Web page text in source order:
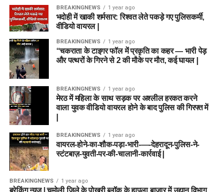
BREAKINGNEWS 1 year ago
भदोही में खाकी शर्मसार: रिश्वत लेते पकड़े गए पुलिसकर्मी,
वीडियो वायरल |
BREAKINGNEWS 1 year ago
“चकराता के टाइगर फॉल में प्रकृति का कहर — भारी पेड़
और पत्थरों के गिरने से 2 की मौके पर मौत, कई घायल |
BREAKINGNEWS 1 year ago
मेरठ में महिला के साथ सड़क पर अश्लील हरकत करने
वाला युवक वीडियो वायरल होने के बाद पुलिस की गिरफ्त में
BREAKINGNEWS 1 year ago
वायरल-होने-का-शौक-पड़ा-भारी-—-देहरादून-पुलिस-ने-
स्टंटबाज़-युवती-पर-की-चालानी-कार्रवाई |
BREAKINGNEWS 1 year ago